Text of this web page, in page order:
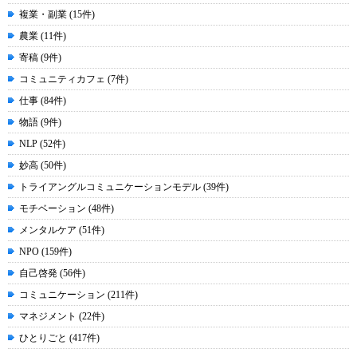
複業・副業 (15件)
農業 (11件)
寄稿 (9件)
コミュニティカフェ (7件)
仕事 (84件)
物語 (9件)
NLP (52件)
妙高 (50件)
トライアングルコミュニケーションモデル (39件)
モチベーション (48件)
メンタルケア (51件)
NPO (159件)
自己啓発 (56件)
コミュニケーション (211件)
マネジメント (22件)
ひとりごと (417件)